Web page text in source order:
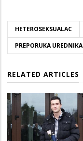
HETEROSEKSUALAC
PREPORUKA UREDNIKA
RELATED ARTICLES